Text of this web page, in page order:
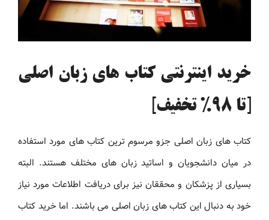
خرید اینترنتی کتاب های زبان اصلی
[تا 98% تخفیف]
کتاب های زبان اصلی جزو مرسوم ترین کتاب های مورد استفاده
در میان دانشجویان و اساتید زبان های مختلف هستند. البته
بسیاری از پزشکان و محققان نیز برای دریافت اطلاعات مورد نیاز
خود به دنبال این کتاب های زبان اصلی می باشند. اما خرید کتاب